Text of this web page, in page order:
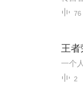
76
王者
2